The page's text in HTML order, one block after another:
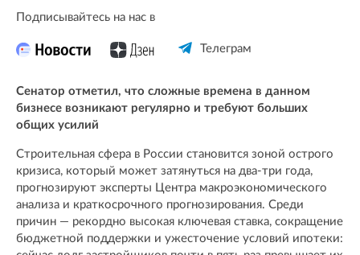
Подписывайтесь на нас в
Телеграм
Сенатор отметил, что сложные времена в данном
бизнесе возникают регулярно и требуют больших
общих усилий
Строительная сфера в России становится зоной острого
кризиса, который может затянуться на два-три года,
прогнозируют эксперты Центра макроэкономического
анализа и краткосрочного прогнозирования. Среди
причин — рекордно высокая ключевая ставка, сокращение
бюджетной поддержки и ужесточение условий ипотеки: